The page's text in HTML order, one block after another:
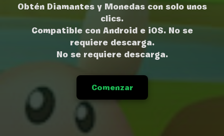
Obtén Diamantes y Monedas con solo unos
clics.
Compatible con Android e iOS. No se
requiere descarga.
No se requiere descarga.
Comenzar